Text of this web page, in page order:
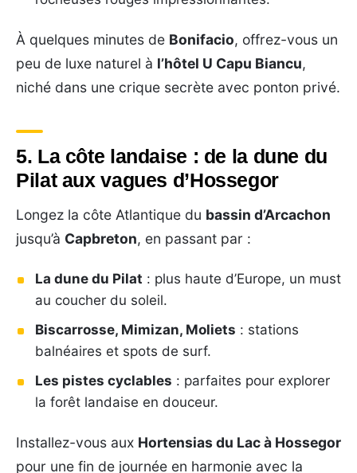
À quelques minutes de Bonifacio, offrez-vous un
peu de luxe naturel à l’hôtel U Capu Biancu,
niché dans une crique secrète avec ponton privé.
5. La côte landaise : de la dune du
Pilat aux vagues d’Hossegor
Longez la côte Atlantique du bassin d’Arcachon
jusqu’à Capbreton, en passant par :
La dune du Pilat : plus haute d’Europe, un must
au coucher du soleil.
Biscarrosse, Mimizan, Moliets : stations
balnéaires et spots de surf.
Les pistes cyclables : parfaites pour explorer
la forêt landaise en douceur.
Installez-vous aux Hortensias du Lac à Hossegor
pour une fin de journée en harmonie avec la